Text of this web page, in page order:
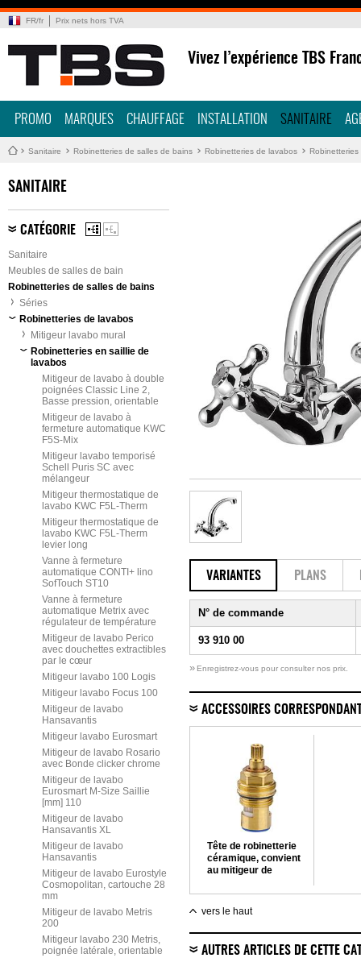
FR/fr Prix nets hors TVA
Vivez l’expérience TBS
PROMO MARQUES CHAUFFAGE INSTALLATION SANITAIRE
Sanitaire Robinetteries de salles de bains Robinetteries de lavabos
SANITAIRE
CATÉGORIE
Sanitaire
Meubles de salles de bain
Robinetteries de salles de bains
Séries
Robinetteries de lavabos
Mitigeur lavabo mural
Robinetteries en saillie de
lavabos
Mitigeur de lavabo à double
poignées Classic Line 2,
Basse pression, orientable
Mitigeur de lavabo à
fermeture automatique KWC
F5S-Mix
Mitigeur lavabo temporisé
Schell Puris SC avec
mélangeur
Mitigeur thermostatique de
lavabo KWC F5L-Therm
Mitigeur thermostatique de
lavabo KWC F5L-Therm
levier long
Vanne à fermeture
automatique CONTI+ lino
SofTouch ST10
Vanne à fermeture
automatique Metrix avec
régulateur de température
Mitigeur de lavabo Perico
avec douchettes extractibles
par le cœur
Mitigeur lavabo 100 Logis
Mitigeur lavabo Focus 100
Mitigeur de lavabo
Hansavantis
Mitigeur lavabo Eurosmart
Mitigeur de lavabo Rosario
avec Bonde clicker chrome
Mitigeur de lavabo
Eurosmart M-Size Saillie
[mm] 110
Mitigeur de lavabo
Hansavantis XL
Mitigeur de lavabo
Hansavantis
Mitigeur de lavabo Eurostyle
Cosmopolitan, cartouche 28
mm
Mitigeur de lavabo Metris
200
Mitigeur lavabo 230 Metris,
poignée latérale, orientable
VARIANTES PLANS
N° de commande
93 910 00
» Enregistrez-vous pour consulter nos prix.
ACCESSOIRES
Tête de robinetterie
céramique, convient
au mitigeur de
série Skyline
vers le haut
AUTRES ARTICLES DE CETTE